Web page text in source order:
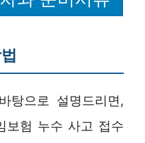
탕으로 설명드리면,
보험 누수 사고 접수